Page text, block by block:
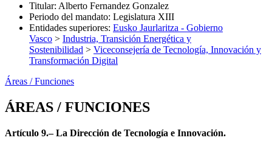
Titular: Alberto Fernandez Gonzalez
Periodo del mandato: Legislatura XIII
Entidades superiores: Eusko Jaurlaritza - Gobierno
Vasco > Industria, Transición Energética y
Sostenibilidad > Viceconsejería de Tecnología, Innovación y
Transformación Digital
Áreas / Funciones
ÁREAS / FUNCIONES
Artículo 9.– La Dirección de Tecnología e Innovación.